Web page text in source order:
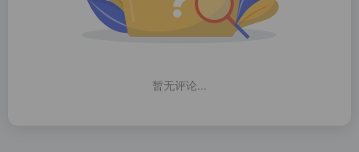
暂无评论...